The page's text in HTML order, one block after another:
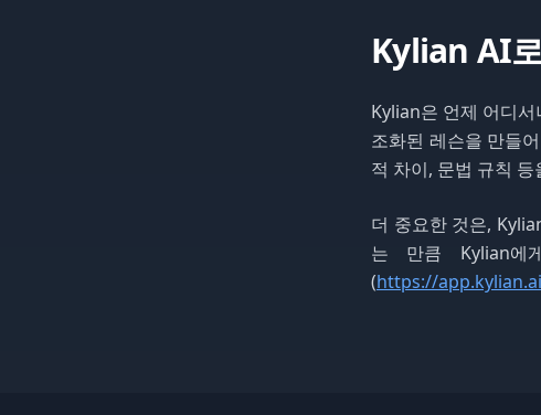
Kylian AI
Kylian은 언제 어디
조화된 레슨을 만들
적 차이, 문법 규칙
더 중요한 것은,
는 만큼 Kylian에
(https://app.kylian.ai